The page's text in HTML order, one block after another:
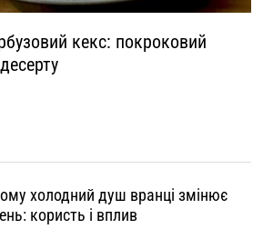
кекс: покроковий
холодний душ вранці змінює
користь і вплив